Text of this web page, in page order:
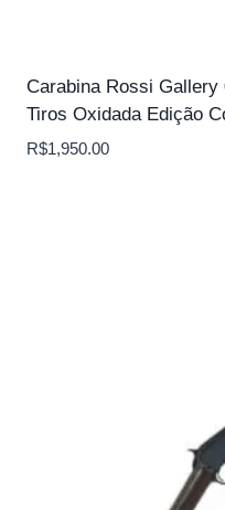
Carabina Rossi Gallery
Tiros Oxidada Edição
R$1,950.00